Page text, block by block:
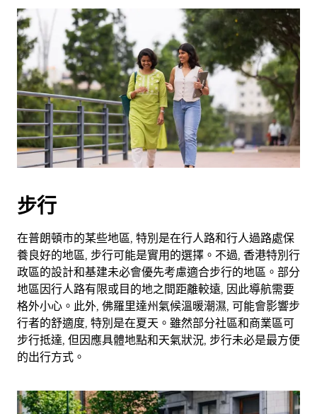
使
用
日
曆
和
選
擇
日
期。
Esc
鈕
即
可
關
閉
日
曆。
步行
在普朗頓市的某些地區, 特別是在行人路和行人過路處保
養良好的地區, 步行可能是實用的選擇。不過, 香港特別行
政區的設計和基建未必會優先考慮適合步行的地區。部分
地區因行人路有限或目的地之間距離較遠, 因此導航需要
格外小心。此外, 佛羅里達州氣候溫暖潮濕, 可能會影響步
行者的舒適度, 特別是在夏天。雖然部分社區和商業區可
步行抵達, 但因應具體地點和天氣狀況, 步行未必是最方便
的出行方式。